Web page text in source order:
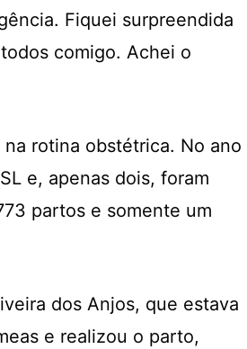
Fiquei surpreendida
comigo. Achei o
rotina obstétrica. No ano
e, apenas dois, foram
partos e somente um
dos Anjos, que estava
e realizou o parto,